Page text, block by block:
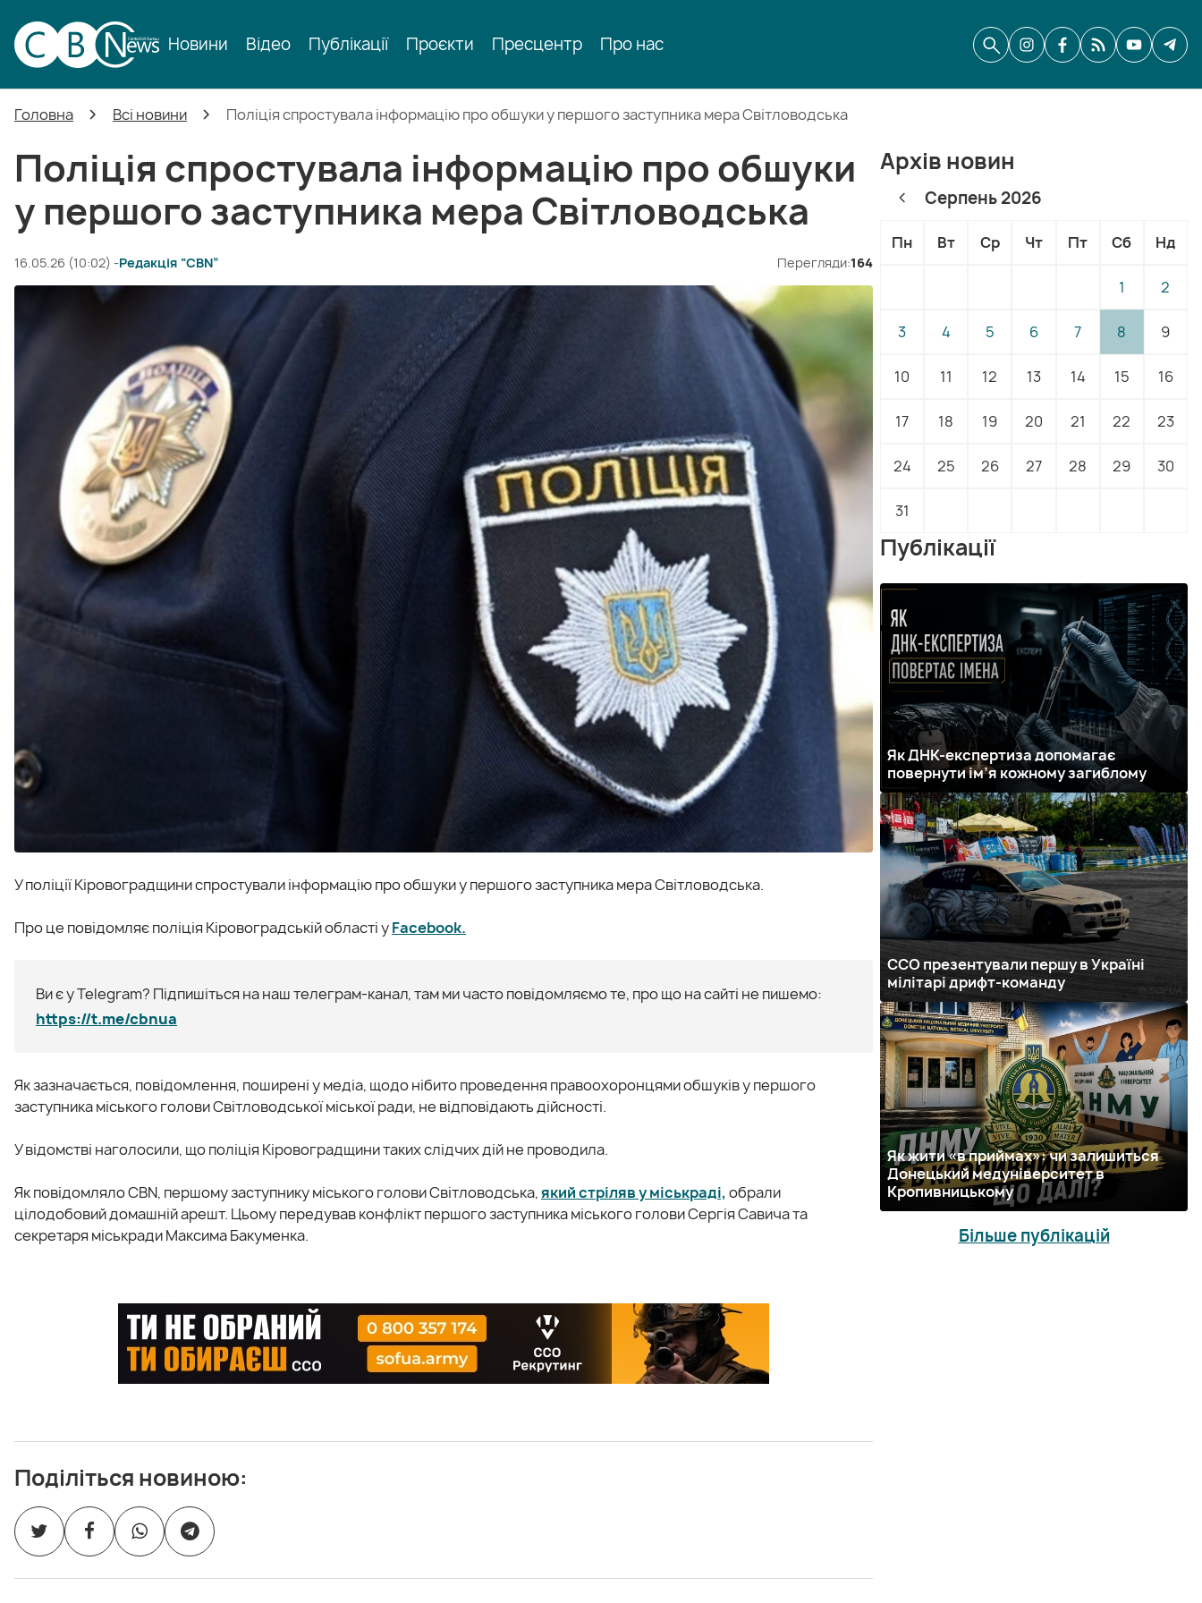
Новини Відео Публікації Проєкти Пресцентр Про нас
Головна Всі новини Поліція спростувала інформацію про обшуки у першого заступника мера Світловодська
Поліція спростувала інформацію про обшуки
у першого заступника мера Світловодська
16.05.26 (10:02) -Редакція “CBN” Перегляди:164
У поліції Кіровоградщини спростували інформацію про обшуки у першого заступника мера Світловодська.
Про це повідомляє поліція Кіровоградській області уFacebook.
Ви є у Telegram? Підпишіться на наш телеграм-канал, там ми часто повідомляємо те, про що на сайті не пишемо:
https://t.me/cbnua
Як зазначається, повідомлення, поширені у медіа, щодо нібито проведення правоохоронцями обшуків у першого
заступника міського голови Світловодської міської ради, не відповідають дійсності.
У відомстві наголосили, що поліція Кіровоградщини таких слідчих дій не проводила.
Як повідомляло CBN, першому заступнику міського голови Світловодська,який стріляв у міськраді, обрали
цілодобовий домашній арешт. Цьому передував конфлікт першого заступника міського голови Сергія Савича та
секретаря міськради Максима Бакуменка.
Поділіться новиною:
Архів новин
Серпень 2026
Пн Вт Ср Чт Пт Сб Нд
1 2
3 4 5 6 7 8 9
10 11 12 13 14 15 16
17 18 19 20 21 22 23
24 25 26 27 28 29 30
31
Публікації
Як ДНК-експертиза допомагає
повернути ім’я кожному загиблому
ССО презентували першу в Україні
мілітарі дрифт-команду
Як жити «в приймах»: чи залишиться
Донецький медуніверситет в
Кропивницькому
Більше публікацій